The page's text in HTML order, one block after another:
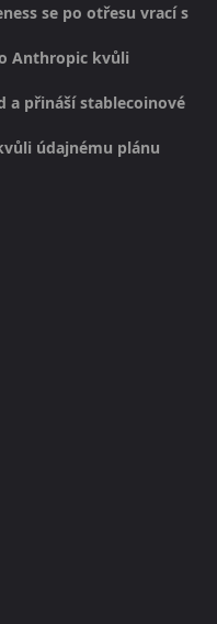
se po otřesu vrací s
Anthropic kvůli
a přináší stablecoinové
údajnému plánu